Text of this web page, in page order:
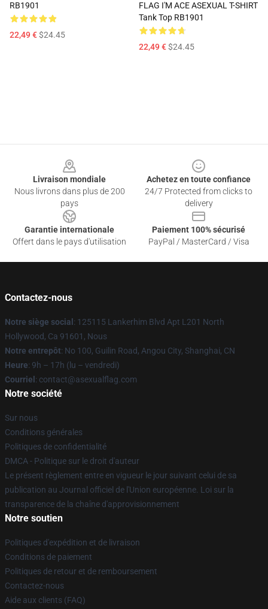
RB1901
22,49 €$24.45
FLAG I'M ACE ASEXUAL T-SHIRT
Tank Top RB1901
22,49 €$24.45
Livraison mondiale
Nous livrons dans plus de 200
pays
Achetez en toute confiance
24/7 Protected from clicks to
delivery
Garantie internationale
Offert dans le pays d'utilisation
Paiement 100% sécurisé
PayPal / MasterCard / Visa
Contactez-nous
Notre siège social : 125115 Lankerhim Blvd Apt L201 North
Hollywood, Ca 91601, Nous
Notre entrepôt: No 100, Guilin Road, Angou City, Shanghai, CN
Heure: 9h – 17h (lu – vendredi)
Courriel : contact@asexualflag.com
Notre société
Sur nous
Conditions générales
Politiques de confidentialité
DMCA - Politique sur le droit d'auteur
Le présent règlement entre en vigueur le jour suivant celui de sa
publication au Journal officiel de l'Union européenne. Loi sur la
transparence de la chaîne d'approvisionnement
Notre soutien
Politiques d'expédition et de livraison
Conditions de paiement
Politiques de retour et de remboursement
Contactez-nous
Aide aux clients (FAQ)